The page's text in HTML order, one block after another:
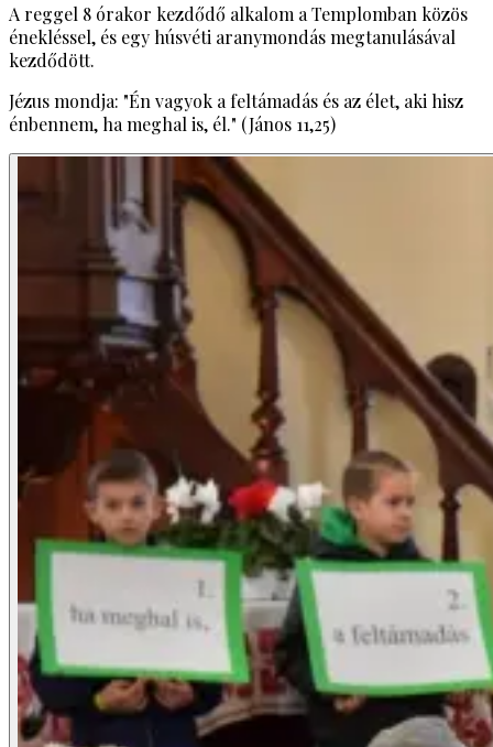
A reggel 8 órakor kezdődő alkalom a Templomban közös
énekléssel, és egy húsvéti aranymondás megtanulásával
kezdődött.
Jézus mondja: "Én vagyok a feltámadás és az élet, aki hisz
énbennem, ha meghal is, él." (János 11,25)